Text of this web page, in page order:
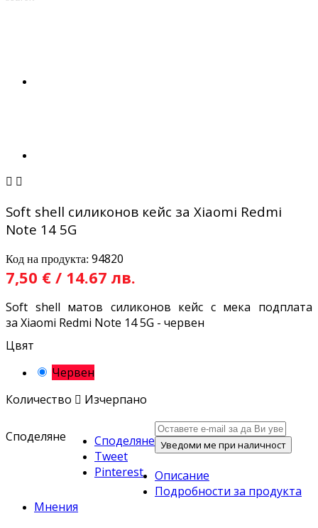
 
Soft shell силиконов кейс за Xiaomi Redmi
Note 14 5G
Код на продукта: 94820
7,50 € / 14.67 лв.
Soft shell матов силиконов кейс с мека подплата
за Xiaomi Redmi Note 14 5G - червен
Цвят
Червен
Количество  Изчерпано
Споделяне
Споделяне
Tweet
Pinterest
Уведоми ме при наличност
Описание
Подробности за продукта
Мнения